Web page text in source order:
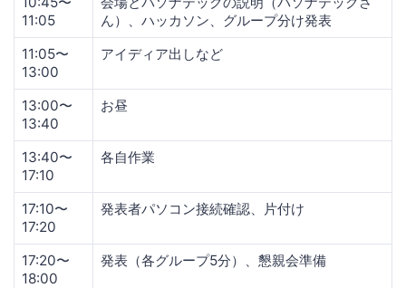
11:05
ん）、ハッカソン、グループ分け発表
11:05〜
13:00
アイディア出しなど
13:00〜
13:40
お昼
13:40〜
17:10
各自作業
17:10〜
17:20
発表者パソコン接続確認、片付け
17:20〜
18:00
発表（各グループ5分）、懇親会準備